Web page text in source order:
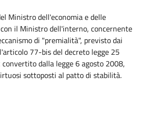
Ministro dell'economia e delle
il Ministro dell'interno, concernente
di "premialità", previsto dai
77-bis del decreto legge 25
dalla legge 6 agosto 2008,
sottoposti al patto di stabilità.